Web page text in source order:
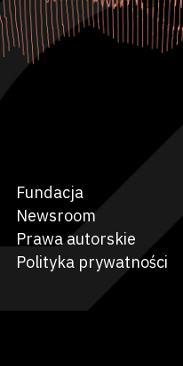
Fundacja
Newsroom
Prawa autorskie
Polityka prywatności